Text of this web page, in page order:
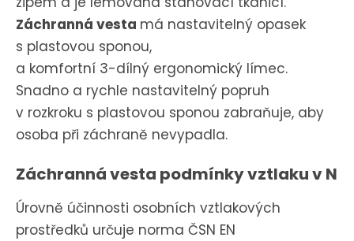
Záchranná vesta má nastavitelný opasek
s plastovou sponou,
a komfortní 3-dílný ergonomický límec.
Snadno a rychle nastavitelný popruh
v rozkroku s plastovou sponou zabraňuje, aby
osoba při záchraně nevypadla.
Záchranná vesta podmínky vztlaku v N
Úrovně účinnosti osobních vztlakových
prostředků určuje norma ČSN EN